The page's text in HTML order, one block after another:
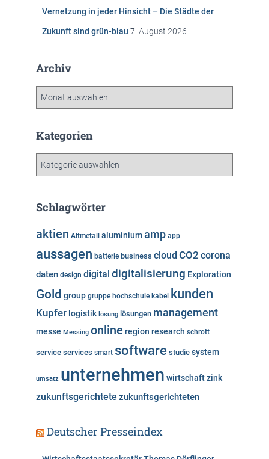
Vernetzung in jeder Hinsicht – Die Städte der
Zukunft sind grün-blau 7. August 2026
Archiv
h
Kategorien
g
r
i
n
Schlagwörter
aktien Altmetall aluminiumamp app
aussagen batterie business cloud CO2 corona
daten design digital digitalisierung Exploration
Gold group gruppe hochschule kabel kunden
Kupfer logistik lösung lösungen management
messe Messing online region research schrott
service services smart software studie system
umsatz unternehmen wirtschaftzink
zukunftsgerichtete zukunftsgerichteten
Deutscher Presseindex